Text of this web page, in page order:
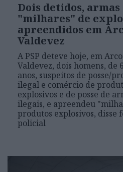
Dois detidos, armas
"milhares" de
apreendidos em
Valdevez
A PSP deteve hoje, em
Valdevez, dois homens, de
anos, suspeitos de posse/
ilegal e comércio de
explosivos e de posse de
ilegais, e apreendeu
produtos explosivos, disse
policial